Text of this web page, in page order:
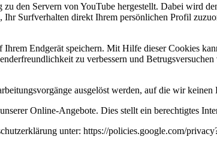
den Servern von YouTube hergestellt. Dabei wird
Surfverhalten direkt Ihrem persönlichen Profil
Endgerät speichern. Mit Hilfe dieser Cookies
zu verbessern und
ausgelöst werden, auf die wir keinen
Online-Angebote. Dies stellt ein berechtigtes
unter: https://policies.google.com/